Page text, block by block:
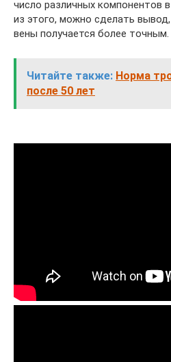
число различных компонентов
из этого, можно сделать
вены получается более точным.
Читайте также: Норма
после 50 лет